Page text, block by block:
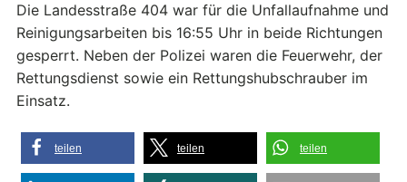
Die Landesstraße 404 war für die Unfallaufnahme und
Reinigungsarbeiten bis 16:55 Uhr in beide Richtungen
gesperrt. Neben der Polizei waren die Feuerwehr, der
Rettungsdienst sowie ein Rettungshubschrauber im
Einsatz.
teilen teilen teilen